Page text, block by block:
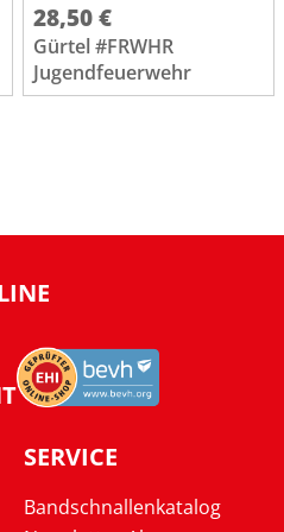
28,50 €
Gürtel #FRWHR
Jugendfeuerwehr
SERVICE
Bandschnallenkatalog